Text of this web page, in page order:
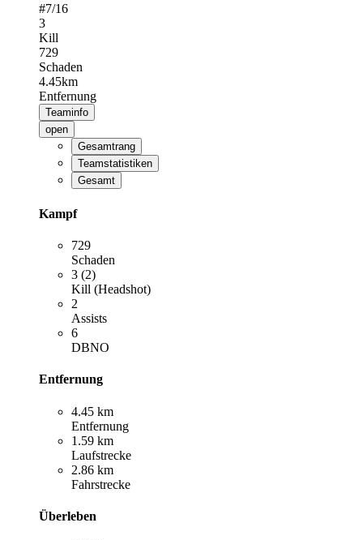
#7/16
3
Kill
729
Schaden
4.45km
Entfernung
Teaminfo
open
Gesamtrang
Teamstatistiken
Gesamt
Kampf
729
Schaden
3 (2)
Kill (Headshot)
2
Assists
6
DBNO
Entfernung
4.45 km
Entfernung
1.59 km
Laufstrecke
2.86 km
Fahrstrecke
Überleben